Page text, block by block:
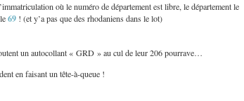
où le numéro de département est libre, le département le
69 ! (et y’a pas que des rhodaniens dans le lot)
un autocollant « GRD » au cul de leur 206 pourrave…
en faisant un tête-à-queue !